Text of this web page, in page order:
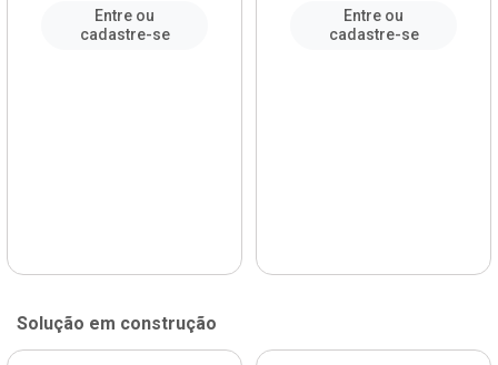
Entre ou
cadastre-se
Entre ou
cadastre-se
Solução em construção